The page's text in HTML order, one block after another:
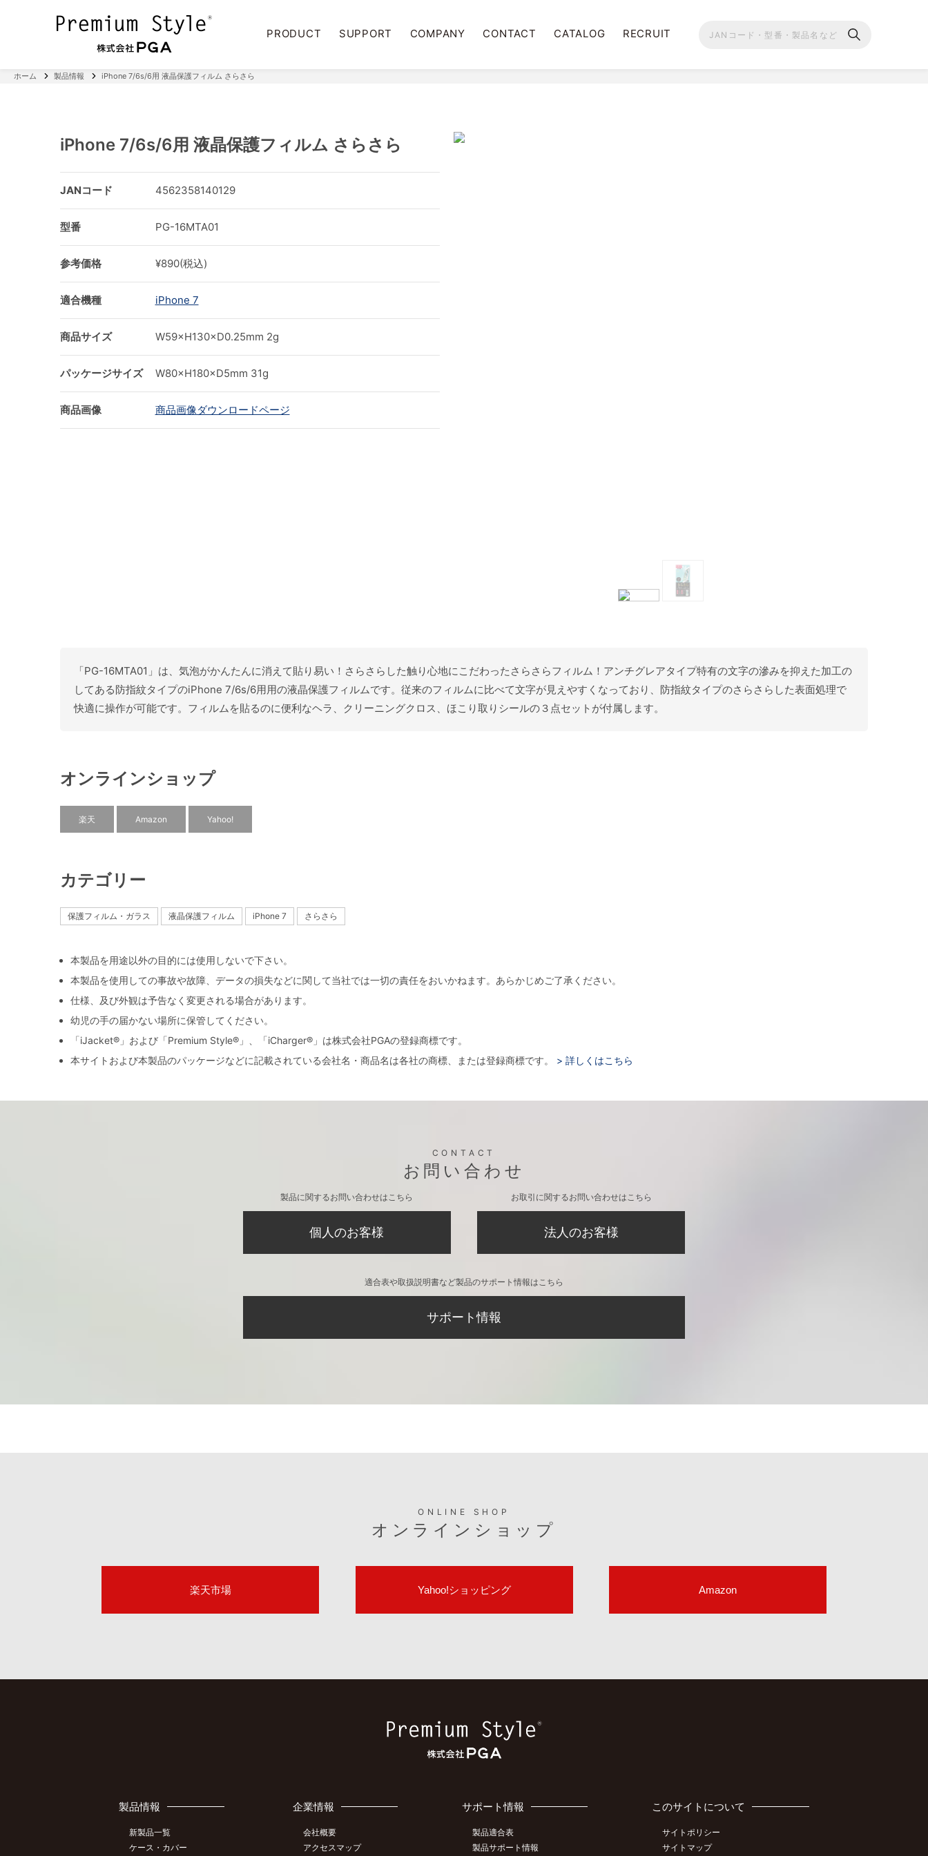
PRODUCT SUPPORT COMPANY CONTACT CATALOG RECRUIT
ホーム 製品情報 iPhone 7/6s/6用 液晶保護フィルム さらさら
iPhone 7/6s/6用 液晶保護フィルム さらさら
JANコード 4562358140129
型番 PG-16MTA01
参考価格 ¥890(税込)
適合機種 iPhone 7
商品サイズ W59×H130×D0.25mm 2g
パッケージサイズ W80×H180×D5mm 31g
商品画像 商品画像ダウンロードページ
「PG-16MTA01」は、気泡がかんたんに消えて貼り易い！さらさらした触り心地にこだわったさらさらフィルム！アンチグレアタイプ特有の文字の滲みを抑えた加工の
してある防指紋タイプのiPhone 7/6s/6用用の液晶保護フィルムです。従来のフィルムに比べて文字が見えやすくなっており、防指紋タイプのさらさらした表面処理で
快適に操作が可能です。フィルムを貼るのに便利なヘラ、クリーニングクロス、ほこり取りシールの３点セットが付属します。
オンラインショップ
楽天 Amazon Yahoo!
カテゴリー
保護フィルム・ガラス 液晶保護フィルム iPhone 7 さらさら
本製品を用途以外の目的には使用しないで下さい。
本製品を使用しての事故や故障、データの損失などに関して当社では一切の責任をおいかねます。あらかじめご了承ください。
仕様、及び外観は予告なく変更される場合があります。
幼児の手の届かない場所に保管してください。
「iJacket®」および「Premium Style®」、「iCharger®」は株式会社PGAの登録商標です。
本サイトおよび本製品のパッケージなどに記載されている会社名・商品名は各社の商標、または登録商標です。
> 詳しくはこちら
CONTACT
お問い合わせ
製品に関するお問い合わせはこちら
個人のお客様
お取引に関するお問い合わせはこちら
法人のお客様
適合表や取扱説明書など製品のサポート情報はこちら
サポート情報
ONLINE SHOP
オンラインショップ
楽天市場 Yahoo!ショッピング Amazon
製品情報
新製品一覧
ケース・カバー
企業情報
会社概要
アクセスマップ
サポート情報
製品適合表
製品サポート情報
このサイトについて
サイトポリシー
サイトマップ